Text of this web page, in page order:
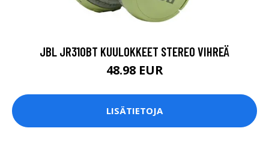
JBL JR310BT KUULOKKEET STEREO VIHREÄ
48.98 EUR
LISÄTIETOJA